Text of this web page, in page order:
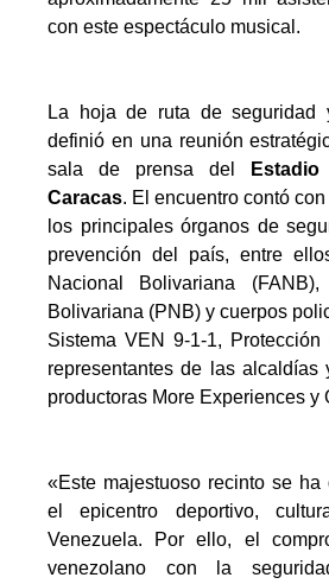
con este espectáculo musical.
La hoja de ruta de seguridad
definió en una reunión
sala de prensa del
Caracas. El encuentro contó
los principales órganos de
prevención del país, entre
Nacional Bolivariana
Bolivariana (PNB) y cuerpos
Sistema VEN 9-1-1,
representantes de las alcaldías
productoras More Experiences y
«Este majestuoso recinto se ha
el epicentro deportivo,
Venezuela. Por ello, el
venezolano con la